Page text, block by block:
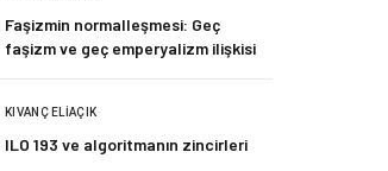
Faşizmin normalleşmesi: Geç
faşizm ve geç emperyalizm ilişkisi
KIVANÇ ELIAÇIK
ILO 193 ve algoritmanın zincirleri